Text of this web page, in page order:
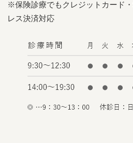
※保険診療でもクレジットカード・
レス決済対応